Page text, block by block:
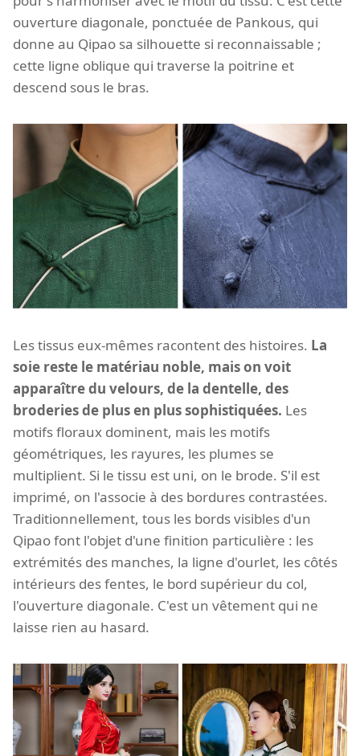
ouverture diagonale, ponctuée de Pankous, qui
donne au Qipao sa silhouette si reconnaissable ;
cette ligne oblique qui traverse la poitrine et
descend sous le bras.
Les tissus eux-mêmes racontent des histoires. La
soie reste le matériau noble, mais on voit
apparaître du velours, de la dentelle, des
broderies de plus en plus sophistiquées. Les
motifs floraux dominent, mais les motifs
géométriques, les rayures, les plumes se
multiplient. Si le tissu est uni, on le brode. S'il est
imprimé, on l'associe à des bordures contrastées.
Traditionnellement, tous les bords visibles d'un
Qipao font l'objet d'une finition particulière : les
extrémités des manches, la ligne d'ourlet, les côtés
intérieurs des fentes, le bord supérieur du col,
l'ouverture diagonale. C'est un vêtement qui ne
laisse rien au hasard.